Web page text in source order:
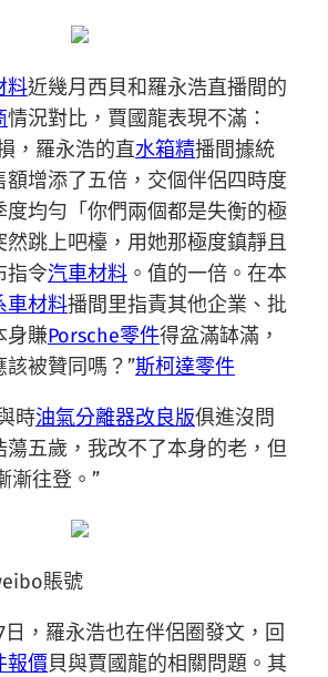
料近幾月西貝和羅永浩直播間的
情況對比，賈國龍表現不滿：
，羅永浩的直水箱精播間據統
額增添了五倍，交個伴侶四時度
度均勻「你們兩個都是失衡的極
然跳上吧檯，用她那極度鎮靜且
指令汽車材料 。值的一倍。在本
車材料播間里指責其他企業、批
身賺Porsche零件得盆滿缽滿，
被贊同嗎？”斯柯達零件
時油氣分離器改良版俱進沒問
蕩五歲，我改不了本身的老，但
漸往登。”
賬號
日，羅永浩也在伴侶圈發文，回
報價貝與賈國龍的相關問題。其